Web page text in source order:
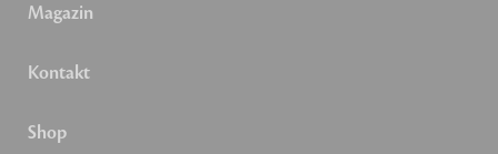
Magazin
Kontakt
Shop